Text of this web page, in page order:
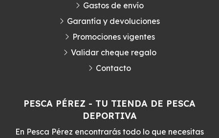
PESCA PÉREZ - TU TIENDA DE PESCA
DEPORTIVA
En Pesca Pérez encontrarás todo lo que necesitas
Gastos de envío
Garantía y devoluciones
Promociones vigentes
Validar cheque regalo
Contacto